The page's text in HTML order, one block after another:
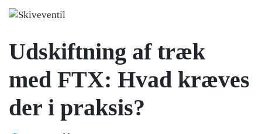
Udskiftning af træk
med FTX: Hvad kræves
der i praksis?